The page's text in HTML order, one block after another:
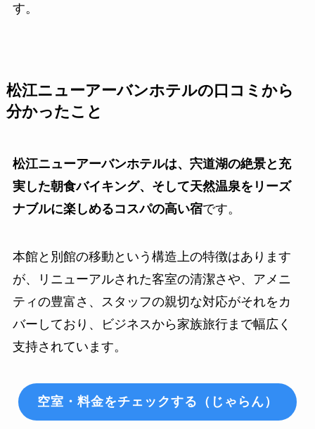
す。
松江ニューアーバンホテルの口コミから
分かったこと
松江ニューアーバンホテルは、宍道湖の絶景と充
実した朝食バイキング、そして天然温泉をリーズ
ナブルに楽しめるコスパの高い宿です。
本館と別館の移動という構造上の特徴はあります
が、リニューアルされた客室の清潔さや、アメニ
ティの豊富さ、スタッフの親切な対応がそれをカ
バーしており、ビジネスから家族旅行まで幅広く
支持されています。
空室・料金をチェックする（じゃらん）